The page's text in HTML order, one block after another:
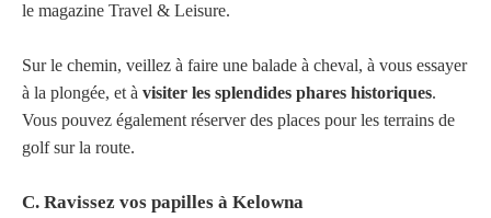
le magazine Travel & Leisure.
Sur le chemin, veillez à faire une balade à cheval, à vous essayer
à la plongée, et à visiter les splendides phares historiques.
Vous pouvez également réserver des places pour les terrains de
golf sur la route.
C. Ravissez vos papilles à Kelowna